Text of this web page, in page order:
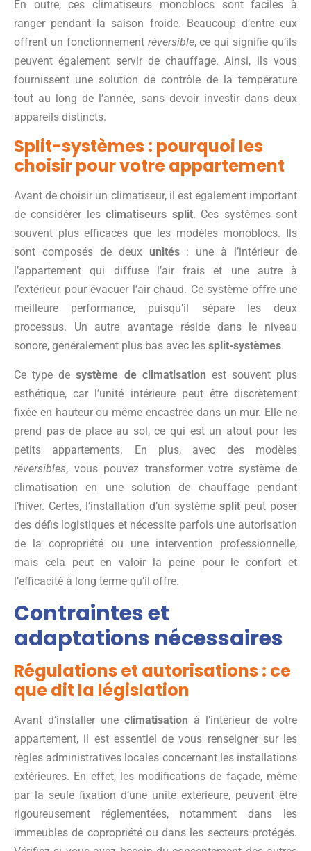
En outre, ces climatiseurs monoblocs sont faciles à
ranger pendant la saison froide. Beaucoup d’entre eux
offrent un fonctionnement réversible, ce qui signifie qu’ils
peuvent également servir de chauffage. Ainsi, ils vous
fournissent une solution de contrôle de la température
tout au long de l’année, sans devoir investir dans deux
appareils distincts.
Split-systèmes : pourquoi les
choisir pour votre appartement
Avant de choisir un climatiseur, il est également important
de considérer lesclimatiseurs split. Ces systèmes sont
souvent plus efficaces que les modèles monoblocs. Ils
sont composés de deux unités: une à l’intérieur de
l’appartement qui diffuse l’air frais et une autre à
l’extérieur pour évacuer l’air chaud. Ce système offre une
meilleure performance, puisqu’il sépare les deux
processus. Un autre avantage réside dans le niveau
sonore, généralement plus bas avec les split-systèmes.
Ce type desystème de climatisation est souvent plus
esthétique, car l’unité intérieure peut être discrètement
fixée en hauteur ou même encastrée dans un mur. Elle ne
prend pas de place au sol, ce qui est un atout pour les
petits appartements. En plus, avec des modèles
réversibles, vous pouvez transformer votre système de
climatisation en une solution de chauffage pendant
l’hiver. Certes, l’installation d’un système split peut poser
des défis logistiques et nécessite parfois une autorisation
de la copropriété ou une intervention professionnelle,
mais cela peut en valoir la peine pour le confort et
l’efficacité à long terme qu’il offre.
Contraintes et
adaptations nécessaires
Régulations et autorisations : ce
que dit la législation
Avant d’installer une climatisation à l’intérieur de votre
appartement, il est essentiel de vous renseigner sur les
règles administratives locales concernant les installations
extérieures. En effet, les modifications de façade, même
par la seule fixation d’une unité extérieure, peuvent être
rigoureusement réglementées, notamment dans les
immeubles de copropriété ou dans les secteurs protégés.